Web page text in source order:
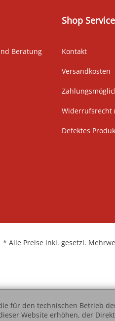
Beratung
Shop Service
Kontakt
Versandkosten
Widerrufsrecht
Defektes
* Alle Preise inkl. gesetzl.
für den technischen Betrieb
Website erhöhen, der